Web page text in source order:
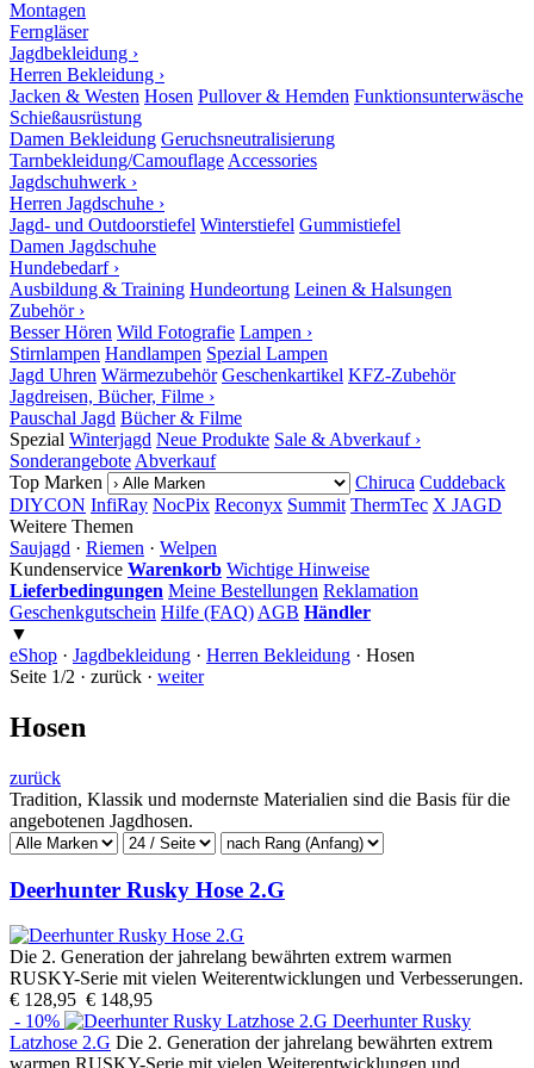
Montagen
Ferngläser
Jagdbekleidung ›
Herren Bekleidung ›
Jacken & Westen Hosen Pullover & Hemden Funktionsunterwäsche
Schießausrüstung
Damen Bekleidung Geruchsneutralisierung
Tarnbekleidung/Camouflage Accessories
Jagdschuhwerk ›
Herren Jagdschuhe ›
Jagd- und Outdoorstiefel Winterstiefel Gummistiefel
Damen Jagdschuhe
Hundebedarf ›
Ausbildung & Training Hundeortung Leinen & Halsungen
Zubehör ›
Besser Hören Wild Fotografie Lampen ›
Stirnlampen Handlampen Spezial Lampen
Jagd Uhren Wärmezubehör Geschenkartikel KFZ-Zubehör
Jagdreisen, Bücher, Filme ›
Pauschal Jagd Bücher & Filme
Spezial Winterjagd Neue Produkte Sale & Abverkauf ›
Sonderangebote Abverkauf
Top Marken
Chiruca Cuddeback
DIYCON InfiRay NocPix Reconyx Summit ThermTec X JAGD
Weitere Themen
Saujagd · Riemen · Welpen
Kundenservice Warenkorb Wichtige Hinweise
Lieferbedingungen Meine Bestellungen Reklamation
Geschenkgutschein Hilfe (FAQ) AGB Händler
▼
eShop · Jagdbekleidung · Herren Bekleidung · Hosen
Seite 1/2 · zurück · weiter
Hosen
zurück
Tradition, Klassik und modernste Materialien sind die Basis für die
angebotenen Jagdhosen.
Deerhunter Rusky Hose 2.G
Die 2. Generation der jahrelang bewährten extrem warmen
RUSKY-Serie mit vielen Weiterentwicklungen und Verbesserungen.
€ 128,95 € 148,95
- 10%
Deerhunter Rusky
Latzhose 2.G Die 2. Generation der jahrelang bewährten extrem